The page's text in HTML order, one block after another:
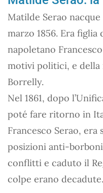
Matilde Serao
marzo 1856. Era figlia
napoletano
motivi politici, e della
Borrelly.
Nel 1861, dopo
poté fare ritorno in
Francesco Serao,
posizioni anti-
conflitti e caduto il
colpe erano decadute.